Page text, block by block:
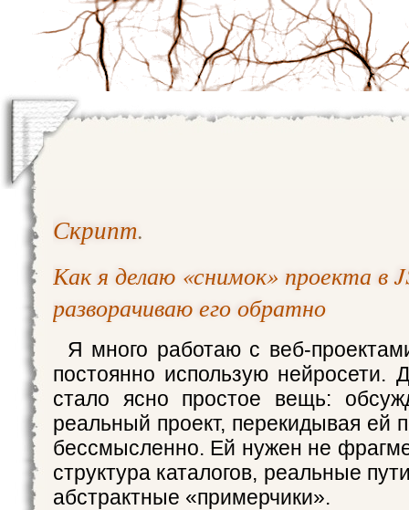
Скрипт.
Как я делаю «снимок» проекта в
разворачиваю его обратно
Я много работаю с веб-
постоянно использую нейросети.
стало ясно простое вещь:
реальный проект, перекидывая ей
бессмысленно. Ей нужен не
структура каталогов, реальные
абстрактные «примерчики».